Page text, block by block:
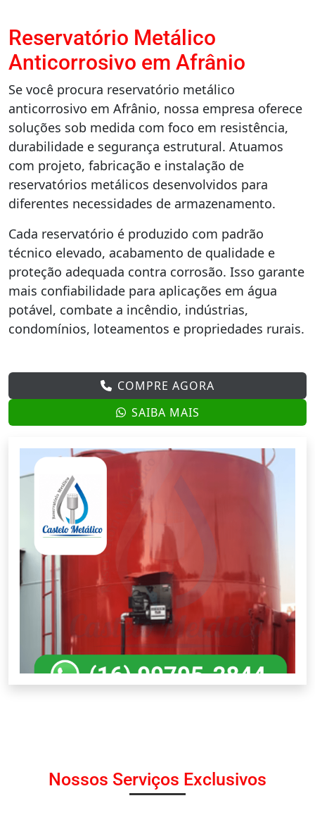
Reservatório Metálico
Anticorrosivo em Afrânio
Se você procura reservatório metálico
anticorrosivo em Afrânio, nossa empresa oferece
soluções sob medida com foco em resistência,
durabilidade e segurança estrutural. Atuamos
com projeto, fabricação e instalação de
reservatórios metálicos desenvolvidos para
diferentes necessidades de armazenamento.
Cada reservatório é produzido com padrão
técnico elevado, acabamento de qualidade e
proteção adequada contra corrosão. Isso garante
mais confiabilidade para aplicações em água
potável, combate a incêndio, indústrias,
condomínios, loteamentos e propriedades rurais.
COMPRE AGORA
SAIBA MAIS
Nossos Serviços Exclusivos